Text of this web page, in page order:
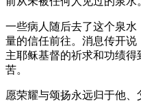
一些病人随后去了这个泉
量的信任前往。消息传开
主耶稣基督的祈求和功绩
苦。
愿荣耀与颂扬永远归于他